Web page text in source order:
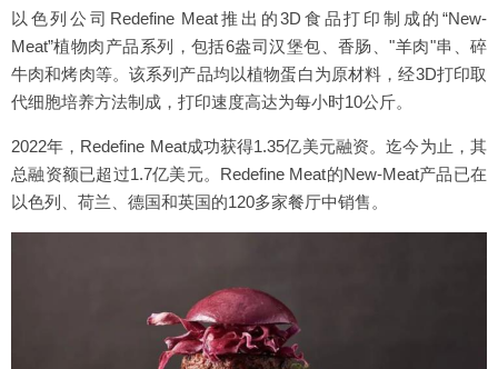
以色列公司Redefine Meat推出的3D食品打印制成的“New-
Meat”植物肉产品系列，包括6盎司汉堡包、香肠、"羊肉"串、碎
牛肉和烤肉等。该系列产品均以植物蛋白为原材料，经3D打印取
代细胞培养方法制成，打印速度高达为每小时10公斤。
2022年，Redefine Meat成功获得1.35亿美元融资。迄今为止，其
总融资额已超过1.7亿美元。Redefine Meat的New-Meat产品已在
以色列、荷兰、德国和英国的120多家餐厅中销售。